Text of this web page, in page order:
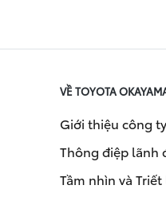
VỀ TOYOTA
Giới thiệu công ty
Thông điệp lãnh
Tầm nhìn và Triết